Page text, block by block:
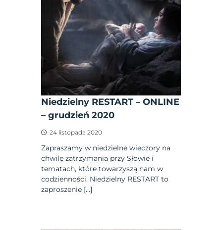
Niedzielny RESTART – ONLINE
– grudzień 2020
24 listopada 2020
Zapraszamy w niedzielne wieczory na
chwilę zatrzymania przy Słowie i
tematach, które towarzyszą nam w
codzienności. Niedzielny RESTART to
zaproszenie […]